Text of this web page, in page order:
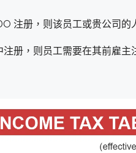
注册，则该员工或贵公司的
册，则员工需要在其前雇